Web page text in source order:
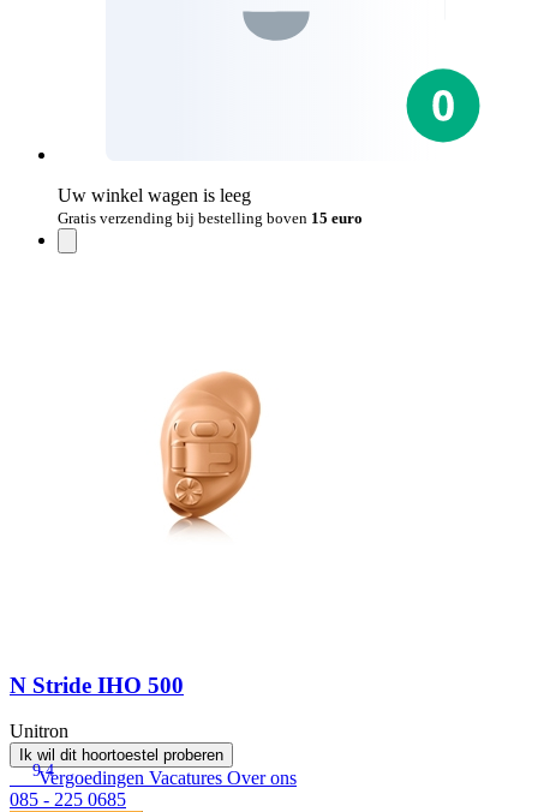
Uw winkel wagen is leeg
Gratis verzending bij bestelling boven 15 euro
N Stride IHO 500
Unitron
Ik wil dit hoortoestel proberen
9.4
Vergoedingen Vacatures Over ons
085 - 225 0685